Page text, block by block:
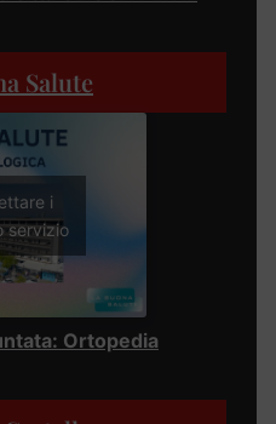
Salute
i
servizio
Ortopedia